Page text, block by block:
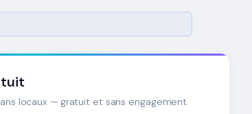
locaux — gratuit et sans engagement.